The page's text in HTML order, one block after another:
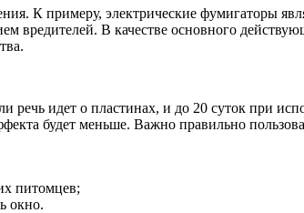
К примеру, электрические фумигаторы
вредителей. В качестве основного
речь идет о пластинах, и до 20 суток при
будет меньше. Важно правильно
питомцев;
окно.